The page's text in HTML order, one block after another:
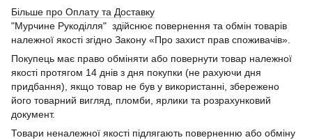
Більше про Оплату та Доставку
"Мурчине Рукоділля" здійснює повернення та обмін товарів
належної якості згідно Закону «Про захист прав споживачів».
Покупець має право обміняти або повернути товар належної
якості протягом 14 днів з дня покупки (не рахуючи дня
придбання), якщо товар не був у використанні, збережено
його товарний вигляд, пломби, ярлики та розрахунковий
документ.
Товари неналежної якості підлягають поверненню або обміну